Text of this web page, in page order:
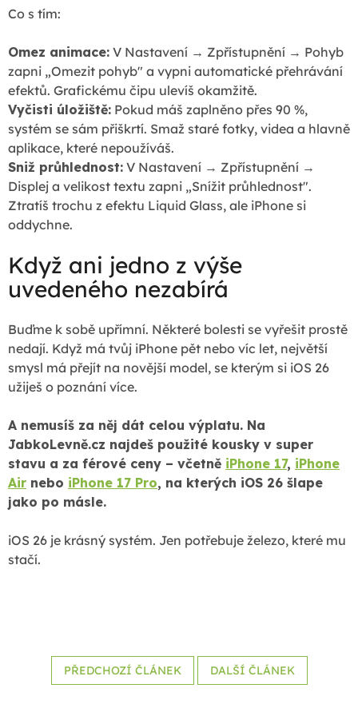
Co s tím:
Omez animace: V Nastavení → Zpřístupnění → Pohyb
zapni „Omezit pohyb" a vypni automatické přehrávání
efektů. Grafickému čipu ulevíš okamžitě.
Vyčisti úložiště: Pokud máš zaplněno přes 90 %,
systém se sám přiškrtí. Smaž staré fotky, videa a hlavně
aplikace, které nepoužíváš.
Sniž průhlednost: V Nastavení → Zpřístupnění →
Displej a velikost textu zapni „Snížit průhlednost".
Ztratíš trochu z efektu Liquid Glass, ale iPhone si
oddychne.
Když ani jedno z výše
uvedeného nezabírá
Buďme k sobě upřímní. Některé bolesti se vyřešit prostě
nedají. Když má tvůj iPhone pět nebo víc let, největší
smysl má přejít na novější model, se kterým si iOS 26
užiješ o poznání více.
A nemusíš za něj dát celou výplatu. Na
JabkoLevně.cz najdeš použité kousky v super
stavu a za férové ceny – včetně iPhone 17, iPhone
Air nebo iPhone 17 Pro, na kterých iOS 26 šlape
jako po másle.
iOS 26 je krásný systém. Jen potřebuje železo, které mu
stačí.
PŘEDCHOZÍ ČLÁNEK DALŠÍ ČLÁNEK